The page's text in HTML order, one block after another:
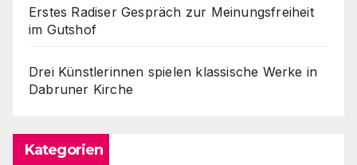
Erstes Radiser Gespräch zur Meinungsfreiheit
im Gutshof
Drei Künstlerinnen spielen klassische Werke in
Dabruner Kirche
Kategorien